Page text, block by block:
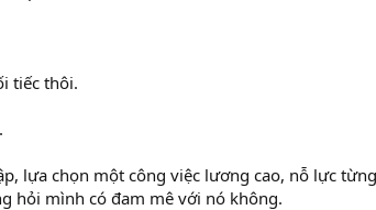
tiếc thôi.
lựa chọn một công việc lương cao, nỗ lực
hỏi mình có đam mê với nó không.